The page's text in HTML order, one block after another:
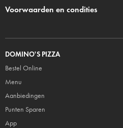
Voorwaarden en condities
DOMINO'S PIZZA
Bestel Online
Menu
Aanbiedingen
Punten Sparen
App